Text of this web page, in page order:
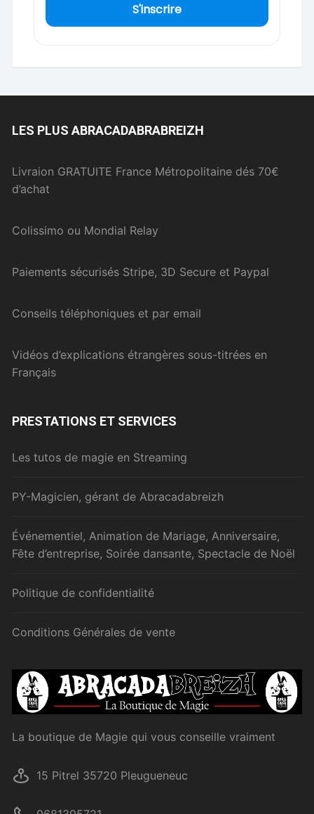
S'inscrire
LES PLUS ABRACADABRABREIZH
Livraion GRATUITE France Métropolitaine dés 70€
d’achat
Colissimo ou Mondial Relay
Paiements sécurisés Stripe, 3D Secure et Paypal
Conseils téléphoniques et par email
Vidéos d’explications étrangères sous-titrées en
Français
PRESTATIONS ET SERVICES
Les tutos de magie en Streaming
PY-Magicien, gérant de Abracadabreizh
Événementiel, Animation de Mariage, Anniversaire,
Fête d’entreprise, Soirée dansante, Spectacle de Noël
Politique de confidentialité
Conditions Générales de vente
La boutique de Magie qui vous conseille vraiment
15 Pitrel 35720 Pleugueneuc